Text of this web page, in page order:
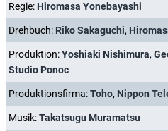
Regie: Hiromasa Yonebayashi
Drehbuch: Riko Sakaguchi,
Produktion:Yoshiaki Nishimura,
Studio Ponoc
Produktionsfirma:Toho, Nippon
Musik:Takatsugu Muramatsu